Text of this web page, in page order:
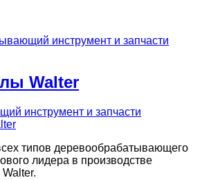
инструмент и запчасти
Walter
инструмент и запчасти
типов деревообрабатывающего
лидера в производстве